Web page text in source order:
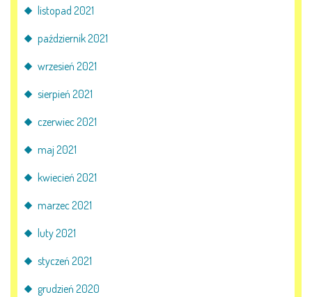
listopad 2021
październik 2021
wrzesień 2021
sierpień 2021
czerwiec 2021
maj 2021
kwiecień 2021
marzec 2021
luty 2021
styczeń 2021
grudzień 2020